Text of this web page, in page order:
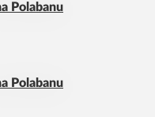
Polabanu
Polabanu